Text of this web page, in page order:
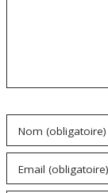
Nom (obligatoire)
Email (obligatoire)